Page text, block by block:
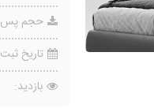
حجم پس
تاریخ
بازدید: